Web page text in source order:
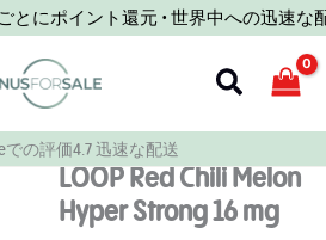
ポイント還元 • 世界中への迅速
検
の評価4.7 迅速な配送
LOOP Red Chili Melon
Hyper Strong 16 mg